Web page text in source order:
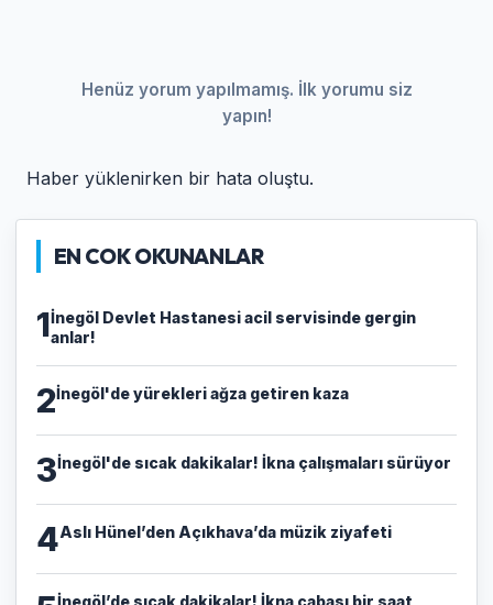
Henüz yorum yapılmamış. İlk yorumu siz
yapın!
Haber yüklenirken bir hata oluştu.
EN COK OKUNANLAR
1İnegöl Devlet Hastanesi acil servisinde gergin
anlar!
2İnegöl'de yürekleri ağza getiren kaza
3İnegöl'de sıcak dakikalar! İkna çalışmaları sürüyor
4Aslı Hünel’den Açıkhava’da müzik ziyafeti
İnegöl’de sıcak dakikalar! İkna çabası bir saat